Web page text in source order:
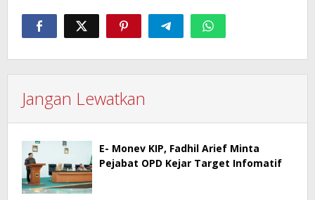
Jangan Lewatkan
E- Monev KIP, Fadhil Arief Minta
Pejabat OPD Kejar Target Infomatif